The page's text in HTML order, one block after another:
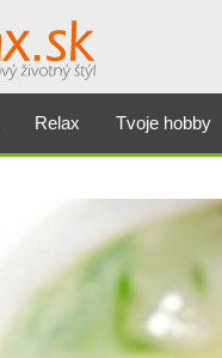
Relax Tvoje hobby